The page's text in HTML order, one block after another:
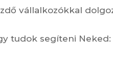
vállalkozókkal
tudok segíteni Neked: